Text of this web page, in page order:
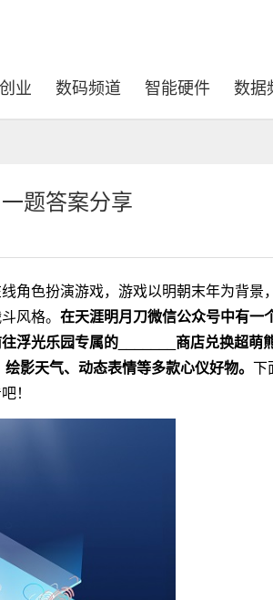
创业 数码频道 智能硬件 数据
题答案分享
角色扮演游戏，游戏以明朝末年为背景，
风格。 在天涯明月刀微信公众号中有一
浮光乐园专属的_______商店兑换超萌
影天气、动态表情等多款心仪好物。 下
！